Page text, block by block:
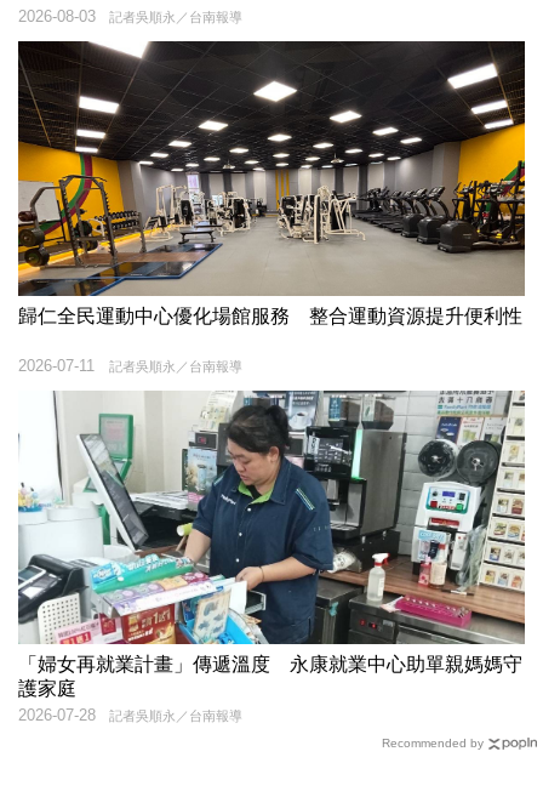
記者吳順永／台南報導
2026-08-03
歸仁全民運動中心優化場館服務 整合運動資源提升便利性
記者吳順永／台南報導
2026-07-11
「婦女再就業計畫」傳遞溫度 永康就業中心助單親媽媽守
護家庭
記者吳順永／台南報導
2026-07-28
Recommended by